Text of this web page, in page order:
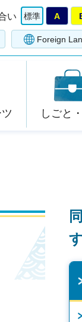
い 標準 A
Foreign
しごと